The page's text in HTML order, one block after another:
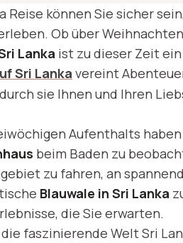
Reise können Sie sicher
Ob über
Lanka ist zu dieser Zeit
Sri Lanka vereint
sie Ihnen und Ihren
Aufenthalts
beim Baden zu
zu fahren, an
Blauwale in Sri Lanka
die Sie erwarten.
faszinierende Welt Sri